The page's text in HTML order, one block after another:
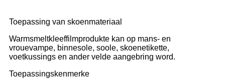
Toepassing van skoenmateriaal
Warmsmeltkleeffilmprodukte kan op mans- en
vrouevampe, binnesole, soole, skoenetikette,
voetkussings en ander velde aangebring word.
Toepassingskenmerke